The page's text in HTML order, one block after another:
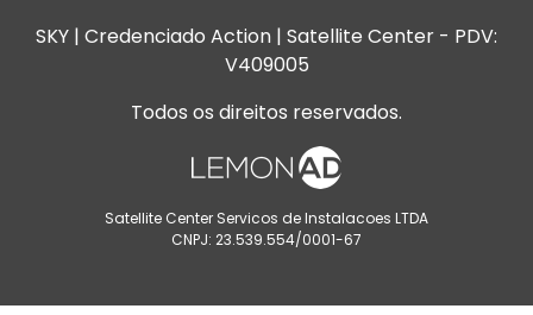
SKY | Credenciado Action | Satellite Center - PDV:
V409005
Todos os direitos reservados.
Satellite Center Servicos de Instalacoes LTDA
CNPJ: 23.539.554/0001-67